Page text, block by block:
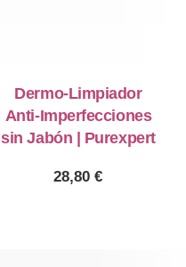
Dermo-Limpiador
Anti-Imperfecciones
sin Jabón | Purexpert
28,80€